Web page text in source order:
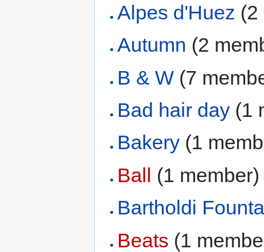
Alpes d'Huez
Autumn (2
B & W (7
Bad hair day (1
Bakery (1
Ball ‏‎ (1 member)
Bartholdi
Beats (1